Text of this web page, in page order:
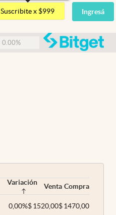
España
USA
Suscribite x $999 Ingresá
DÓLAR BLUE $ 1525
Variación Venta Compra
0,00%$1520,00$1470,00